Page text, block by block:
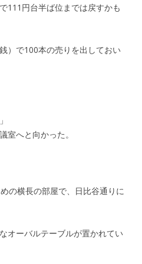
111円台半ば位までは戻すかも
）で100本の売りを出しておい
室へと向かった。
の横長の部屋で、日比谷通りに
オーバルテーブルが置かれてい